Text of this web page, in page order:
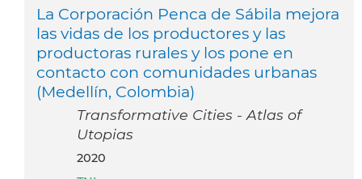
La Corporación Penca de Sábila mejora
las vidas de los productores y las
productoras rurales y los pone en
contacto con comunidades urbanas
(Medellín, Colombia)
Transformative Cities - Atlas of
Utopias
2020